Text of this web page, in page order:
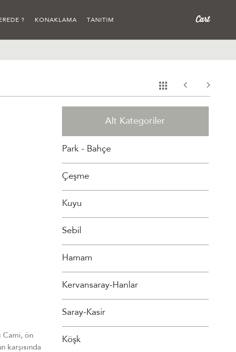
? KONAKLAMA TANITIM
Cami, ön
karşısında
Alt Kategoriler
Park - Bahçe
Çeşme
Kuyu
Sebil
Hamam
Kervansaray-Hanlar
Saray-Kasir
Köşk